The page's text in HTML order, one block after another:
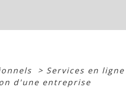
> Services en
d'une entreprise